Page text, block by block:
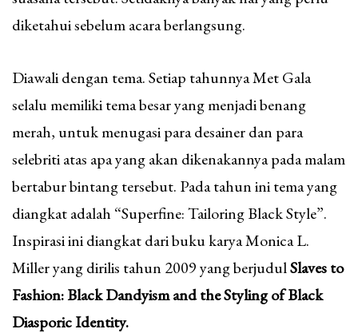
diketahui sebelum acara berlangsung.
Diawali dengan tema. Setiap tahunnya Met Gala
selalu memiliki tema besar yang menjadi benang
merah, untuk menugasi para desainer dan para
selebriti atas apa yang akan dikenakannya pada malam
bertabur bintang tersebut. Pada tahun ini tema yang
diangkat adalah “Superfine: Tailoring Black Style”.
Inspirasi ini diangkat dari buku karya Monica L.
Miller yang dirilis tahun 2009 yang berjudulSlaves to
Fashion: Black Dandyism and the Styling of Black
Diasporic Identity.